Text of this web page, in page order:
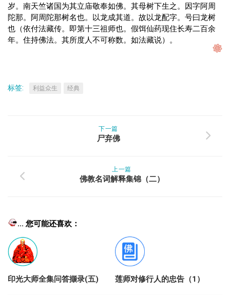
岁。南天竺诸国为其立庙敬奉如佛。其母树下生之。因字阿周
陀那。阿周陀那树名也。以龙成其道。故以龙配字。号曰龙树
也（依付法藏传。即第十三祖师也。假饵仙药现住长寿二百余
年。住持佛法。其所度人不可称数。如法藏说）。
标签: 利益众生 经典
下一篇
尸弃佛
上一篇
佛教名词解释集锦（二）
... 您可能还喜欢：
印光大师全集问答撷录(五) 莲师对修行人的忠告（1）